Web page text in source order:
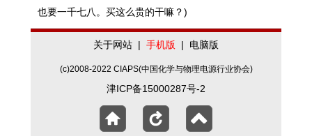
也要一千七八。买这么贵的干嘛？)
关于网站 | 手机版 | 电脑版
(c)2008-2022 CIAPS(中国化学与物理电源行业协会)
津ICP备15000287号-2